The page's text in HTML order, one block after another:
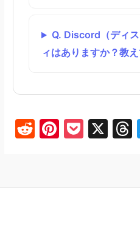
Q. Discord（ディ
ィはありますか？教え
R
e
di
Pi
nt
e
P
o
k
X